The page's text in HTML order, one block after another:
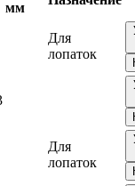
мм
Для
лопаток
Для
лопаток